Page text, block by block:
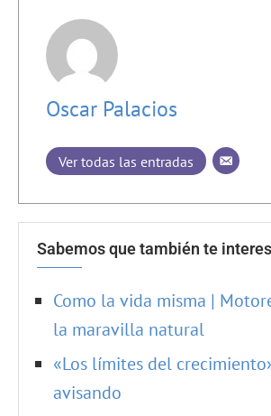
Oscar Palacios
Ver todas las entradas
Sabemos que también te
Como la vida misma |
la maravilla natural
«Los límites del
avisando